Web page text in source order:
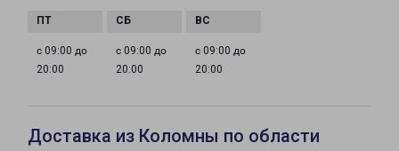
с 09:00 до
20:00
с 09:00 до
20:00
с 09:00 до
20:00
Доставка из Коломны по области